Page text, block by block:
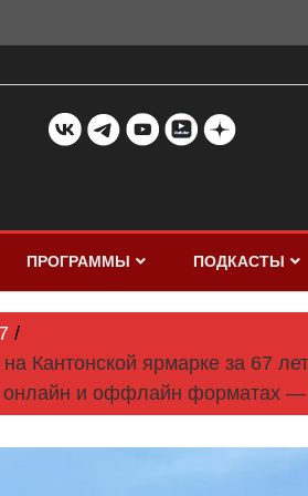
ПРОГРАММЫ ПОДКАСТЫ
Кантонской ярмарке за 67
онлайн и оффлайн форматах —